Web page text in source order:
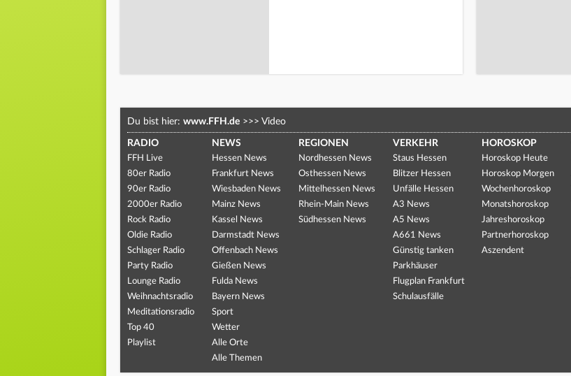
Du bist hier: www.FFH.de >>> Video
RADIO
FFH Live
80er Radio
90er Radio
2000er Radio
Rock Radio
Oldie Radio
Schlager Radio
Party Radio
Lounge Radio
Weihnachtsradio
Meditationsradio
Top 40
Playlist
NEWS
Hessen News
Frankfurt News
Wiesbaden News
Mainz News
Kassel News
Darmstadt News
Offenbach News
Gießen News
Fulda News
Bayern News
Sport
Wetter
Alle Orte
Alle Themen
REGIONEN
Nordhessen News
Osthessen News
Mittelhessen News
Rhein-Main News
Südhessen News
VERKEHR
Staus Hessen
Blitzer Hessen
Unfälle Hessen
A3 News
A5 News
A661 News
Günstig tanken
Parkhäuser
Flugplan Frankfurt
Schulausfälle
HOROSKOP
Horoskop Heute
Horoskop Morgen
Wochenhoroskop
Monatshoroskop
Jahreshoroskop
Partnerhoroskop
Aszendent